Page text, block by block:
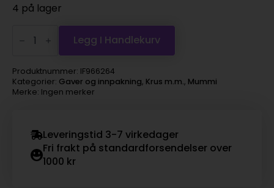
4 på lager
Bolle
Emalje
-
Rosa
antall
Legg I Handlekurv
Produktnummer: IF966264
Kategorier: Gaver og innpakning, Krus m.m., Mummi
Merke: Ingen merker
Leveringstid 3-7 virkedager
Fri frakt på standardforsendelser over
1000 kr